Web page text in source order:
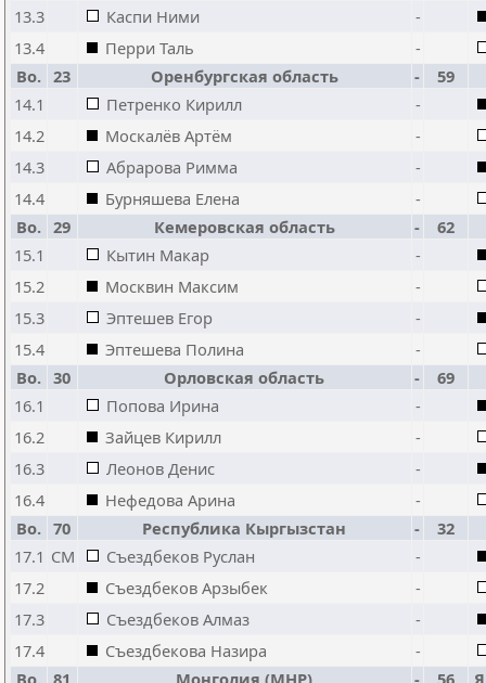
13.3
Каспи Ними
-
13.4
Перри Таль
-
Bo. 23 Оренбургская область -
59
14.1
Петренко Кирилл
-
14.2
Москалёв Артём
-
14.3
Абрарова Римма
-
14.4
Бурняшева Елена
-
Bo. 29 Кемеровская область -
62
15.1
Кытин Макар
-
15.2
Москвин Максим
-
15.3
Эптешев Егор
-
15.4
Эптешева Полина
-
Bo. 30 Орловская область -
69
16.1
Попова Ирина
-
16.2
Зайцев Кирилл
-
16.3
Леонов Денис
-
16.4
Нефедова Арина
-
Bo. 70 Республика Кыргызстан -
32
17.1 CM Съездбеков Руслан
-
17.2
Съездбеков Арзыбек
-
17.3
Съездбеков Алмаз
-
17.4
Съездбекова Назира
-
Bo.
81 Монголия (МНР) - 56